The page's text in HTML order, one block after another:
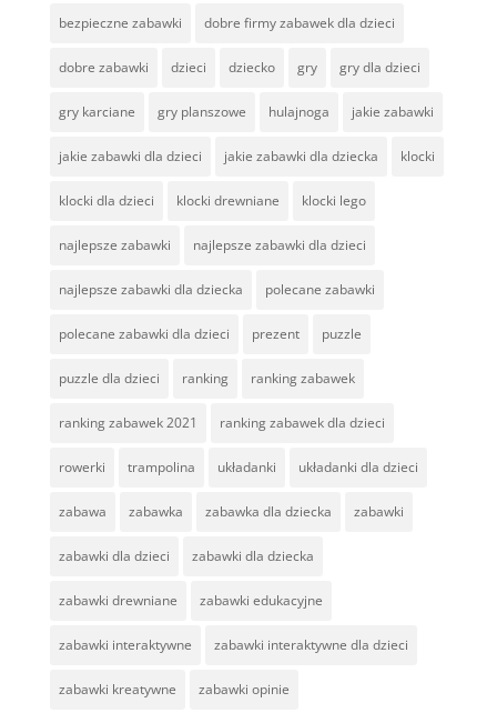
bezpieczne zabawki dobre firmy zabawek dla dzieci
dobre zabawki dzieci dziecko gry gry dla dzieci
gry karciane gry planszowe hulajnoga jakie zabawki
jakie zabawki dla dzieci jakie zabawki dla dziecka klocki
klocki dla dzieci klocki drewniane klocki lego
najlepsze zabawki najlepsze zabawki dla dzieci
najlepsze zabawki dla dziecka polecane zabawki
polecane zabawki dla dzieci prezent puzzle
puzzle dla dzieci ranking ranking zabawek
ranking zabawek 2021 ranking zabawek dla dzieci
rowerki trampolina układanki układanki dla dzieci
zabawa zabawka zabawka dla dziecka zabawki
zabawki dla dzieci zabawki dla dziecka
zabawki drewniane zabawki edukacyjne
zabawki interaktywne zabawki interaktywne dla dzieci
zabawki kreatywne zabawki opinie